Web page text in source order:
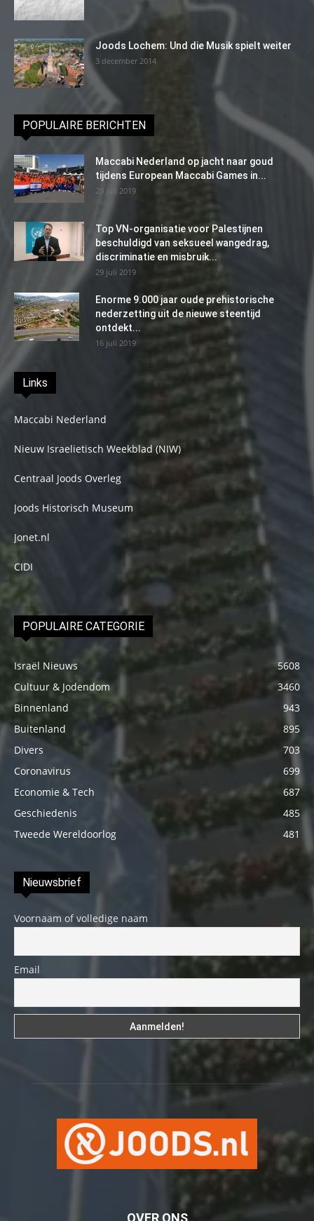
Joods Lochem: Und die Musik spielt weiter
3 december 2014
POPULAIRE BERICHTEN
Maccabi Nederland op jacht naar goud
tijdens European Maccabi Games in...
29 juli 2019
Top VN-organisatie voor Palestijnen
beschuldigd van seksueel wangedrag,
discriminatie en misbruik...
29 juli 2019
Enorme 9.000 jaar oude prehistorische
nederzetting uit de nieuwe steentijd
ontdekt...
16 juli 2019
Links
Maccabi Nederland
Nieuw Israelietisch Weekblad (NIW)
Centraal Joods Overleg
Joods Historisch Museum
Jonet.nl
CIDI
POPULAIRE CATEGORIE
Israël Nieuws
5608
Cultuur & Jodendom
3460
Binnenland
943
Buitenland
895
Divers
703
Coronavirus
699
Economie & Tech
687
Geschiedenis
485
Tweede Wereldoorlog
481
Nieuwsbrief
Voornaam of volledige naam
Email
OVER ONS